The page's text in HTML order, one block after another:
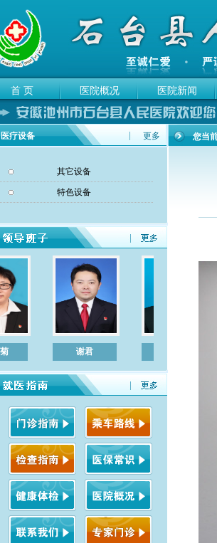
首 页 医院概况 医院新闻
医疗设备 更多
其它设备
特色设备
谢君
您当